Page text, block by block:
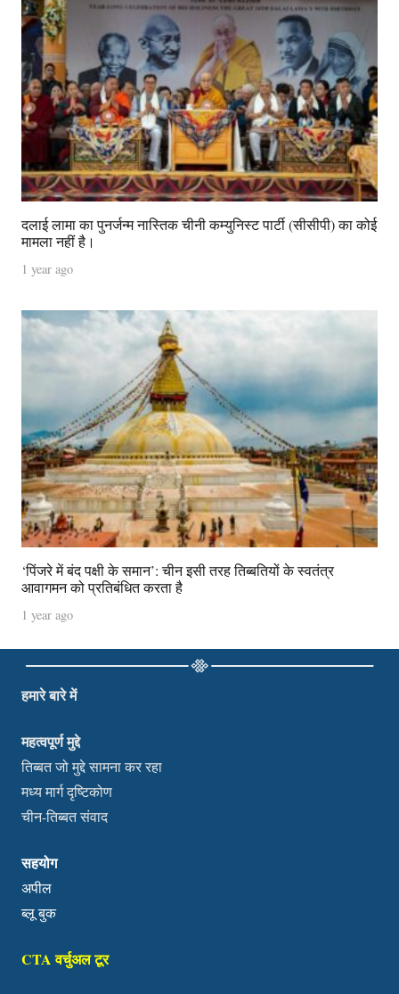
दलाई लामा का पुनर्जन्म नास्तिक चीनी कम्युनिस्ट पार्टी (सीसीपी) का कोई
मामला नहीं है।
1 year ago
‘पिंजरे में बंद पक्षी के समान’: चीन इसी तरह तिब्बतियों के स्वतंत्र
आवागमन को प्रतिबंधित करता है
1 year ago
हमारे बारे में
महत्वपूर्ण मुद्दे
तिब्बत जो मुद्दे सामना कर रहा
मध्य मार्ग दृष्टिकोण
चीन-तिब्बत संवाद
सहयोग
अपील
ब्लू बुक
CTA वर्चुअल टूर